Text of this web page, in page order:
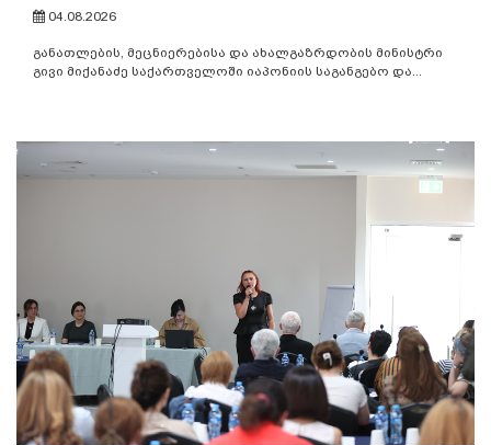
04.08.2026
განათლების, მეცნიერებისა და ახალგაზრდობის მინისტრი
გივი მიქანაძე საქართველოში იაპონიის საგანგებო და...